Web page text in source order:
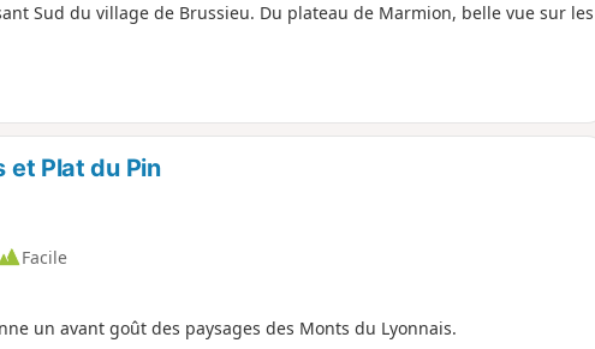
Sud du village de Brussieu. Du plateau de Marmion, belle vue sur les
et Plat du Pin
Facile
un avant goût des paysages des Monts du Lyonnais.